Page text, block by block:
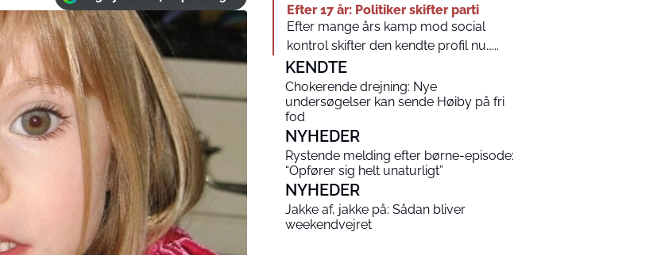
Efter 17 år: Politiker skifter parti
Efter mange års kamp mod social
kontrol skifter den kendte profil nu…...
KENDTE
Chokerende drejning: Nye
undersøgelser kan sende Høiby på fri
fod
NYHEDER
Rystende melding efter børne-episode:
“Opfører sig helt unaturligt”
NYHEDER
Jakke af, jakke på: Sådan bliver
weekendvejret